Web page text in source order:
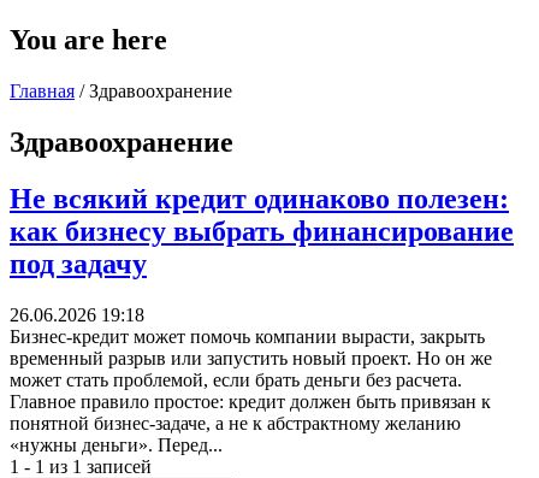
You are here
Главная / Здравоохранение
Здравоохранение
Не всякий кредит одинаково полезен:
как бизнесу выбрать финансирование
под задачу
26.06.2026 19:18
Бизнес-кредит может помочь компании вырасти, закрыть
временный разрыв или запустить новый проект. Но он же
может стать проблемой, если брать деньги без расчета.
Главное правило простое: кредит должен быть привязан к
понятной бизнес-задаче, а не к абстрактному желанию
«нужны деньги». Перед...
1 - 1 из 1 записей